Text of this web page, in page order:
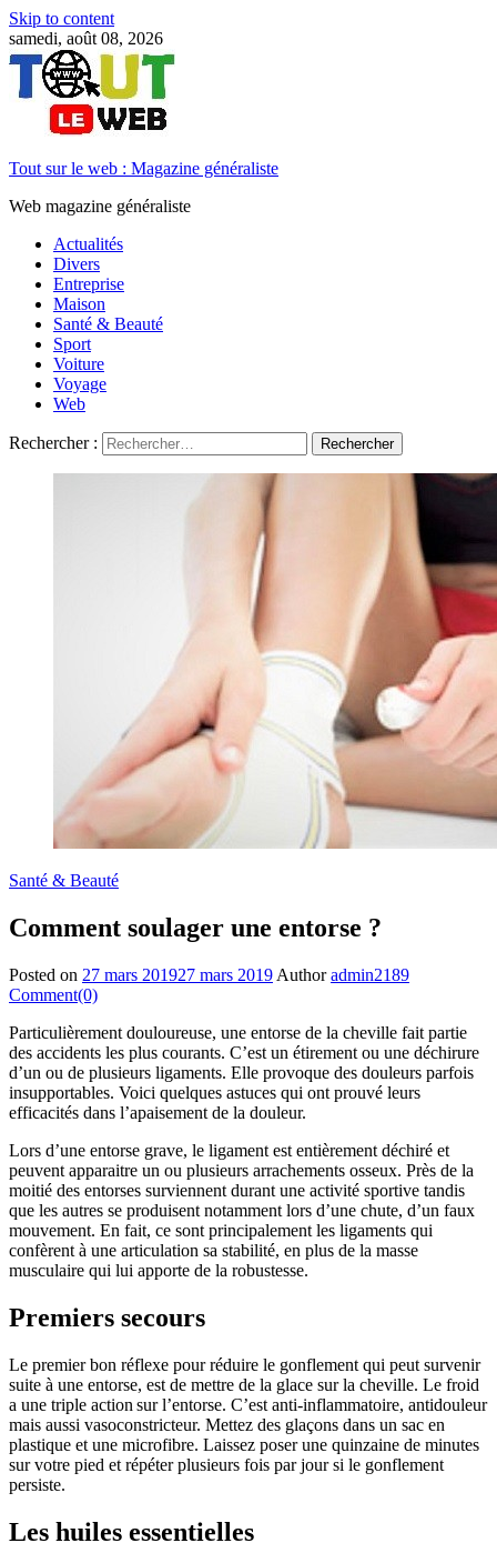
Skip to content
samedi, août 08, 2026
Tout sur le web : Magazine généraliste
Web magazine généraliste
Actualités
Divers
Entreprise
Maison
Santé & Beauté
Sport
Voiture
Voyage
Web
Rechercher :
Santé & Beauté
Comment soulager une entorse ?
Posted on 27 mars 201927 mars 2019 Author admin2189
Comment(0)
Particulièrement douloureuse, une entorse de la cheville fait partie
des accidents les plus courants. C’est un étirement ou une déchirure
d’un ou de plusieurs ligaments. Elle provoque des douleurs parfois
insupportables. Voici quelques astuces qui ont prouvé leurs
efficacités dans l’apaisement de la douleur.
Lors d’une entorse grave, le ligament est entièrement déchiré et
peuvent apparaitre un ou plusieurs arrachements osseux. Près de la
moitié des entorses surviennent durant une activité sportive tandis
que les autres se produisent notamment lors d’une chute, d’un faux
mouvement. En fait, ce sont principalement les ligaments qui
confèrent à une articulation sa stabilité, en plus de la masse
musculaire qui lui apporte de la robustesse.
Premiers secours
Le premier bon réflexe pour réduire le gonflement qui peut survenir
suite à une entorse, est de mettre de la glace sur la cheville. Le froid
a une triple action sur l’entorse. C’est anti-inflammatoire, antidouleur
mais aussi vasoconstricteur. Mettez des glaçons dans un sac en
plastique et une microfibre. Laissez poser une quinzaine de minutes
sur votre pied et répéter plusieurs fois par jour si le gonflement
persiste.
Les huiles essentielles